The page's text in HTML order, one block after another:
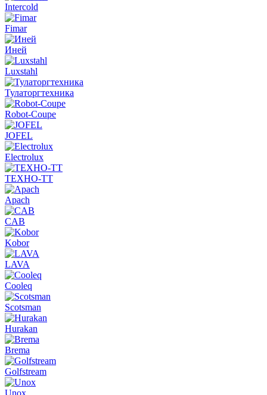
Intercold
Fimar
Иней
Luxstahl
Тулаторгтехника
Robot-Coupe
JOFEL
Electrolux
ТЕХНО-ТТ
Apach
CAB
Kobor
LAVA
Cooleq
Scotsman
Hurakan
Brema
Golfstream
Unox